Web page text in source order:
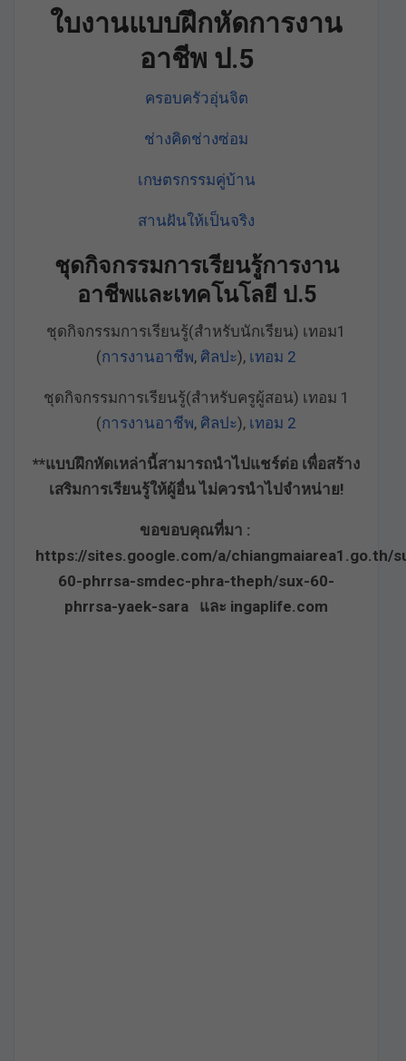
ใบงานแบบฝึกหัดการงาน
อาชีพ ป.5
ครอบครัวอุ่นจิต
ช่างคิดช่างซ่อม
เกษตรกรรมคู่บ้าน
สานฝันให้เป็นจริง
ชุดกิจกรรมการเรียนรู้การงาน
อาชีพและเทคโนโลยี ป.5
ชุดกิจกรรมการเรียนรู้(สำหรับนักเรียน) เทอม1
(การงานอาชีพ, ศิลปะ), เทอม 2
ชุดกิจกรรมการเรียนรู้(สำหรับครูผู้สอน) เทอม 1
(การงานอาชีพ, ศิลปะ), เทอม 2
**แบบฝึกหัดเหล่านี้สามารถนำไปแชร์ต่อ เพื่อสร้าง
เสริมการเรียนรู้ให้ผู้อื่น ไม่ควรนำไปจำหน่าย!
ขอขอบคุณที่มา :
https://sites.google.com/a/chiangmaiarea1.go.th/
60-phrrsa-smdec-phra-theph/sux-60-
phrrsa-yaek-sara และ ingaplife.com